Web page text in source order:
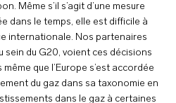
Même s’il s’agit d’une mesure
dans le temps, elle est difficile à
internationale. Nos partenaires
sein du G20, voient ces décisions
que l’Europe s’est accordée
du gaz dans sa taxonomie en
dans le gaz à certaines